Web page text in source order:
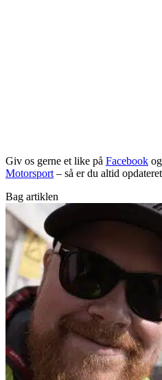
Giv os gerne et like på Facebook
Motorsport – så er du altid
Bag artiklen